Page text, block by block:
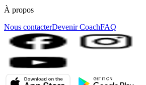
À propos
Nous contacterDevenir CoachFAQ